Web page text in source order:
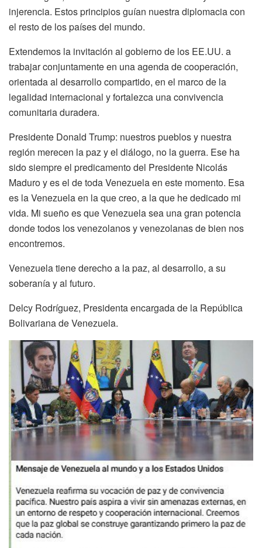
injerencia. Estos principios guían nuestra diplomacia con
el resto de los países del mundo.
Extendemos la invitación al gobierno de los EE.UU. a
trabajar conjuntamente en una agenda de cooperación,
orientada al desarrollo compartido, en el marco de la
legalidad internacional y fortalezca una convivencia
comunitaria duradera.
Presidente Donald Trump: nuestros pueblos y nuestra
región merecen la paz y el diálogo, no la guerra. Ese ha
sido siempre el predicamento del Presidente Nicolás
Maduro y es el de toda Venezuela en este momento. Esa
es la Venezuela en la que creo, a la que he dedicado mi
vida. Mi sueño es que Venezuela sea una gran potencia
donde todos los venezolanos y venezolanas de bien nos
encontremos.
Venezuela tiene derecho a la paz, al desarrollo, a su
soberanía y al futuro.
Delcy Rodríguez, Presidenta encargada de la República
Bolivariana de Venezuela.